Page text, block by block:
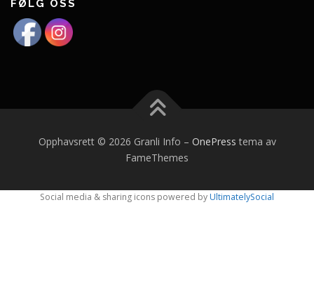
FØLG OSS
Opphavsrett © 2026 Granli Info – OnePress tema av
FameThemes
Social media & sharing icons powered byUltimatelySocial